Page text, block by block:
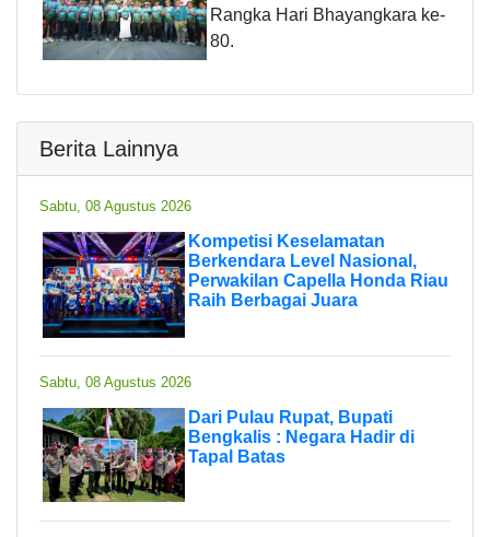
Rangka Hari Bhayangkara ke-
80.
Berita Lainnya
Sabtu, 08 Agustus 2026
Kompetisi Keselamatan
Berkendara Level Nasional,
Perwakilan Capella Honda Riau
Raih Berbagai Juara
Sabtu, 08 Agustus 2026
Dari Pulau Rupat, Bupati
Bengkalis : Negara Hadir di
Tapal Batas